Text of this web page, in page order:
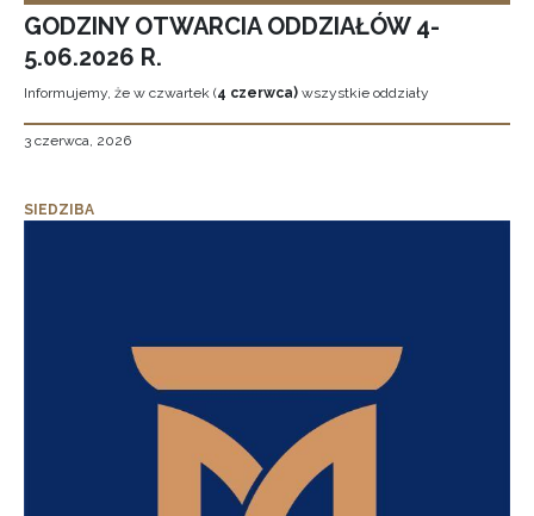
GODZINY OTWARCIA ODDZIAŁÓW 4-
5.06.2026 R.
Informujemy, że w czwartek (4 czerwca) wszystkie oddziały
3 czerwca, 2026
SIEDZIBA